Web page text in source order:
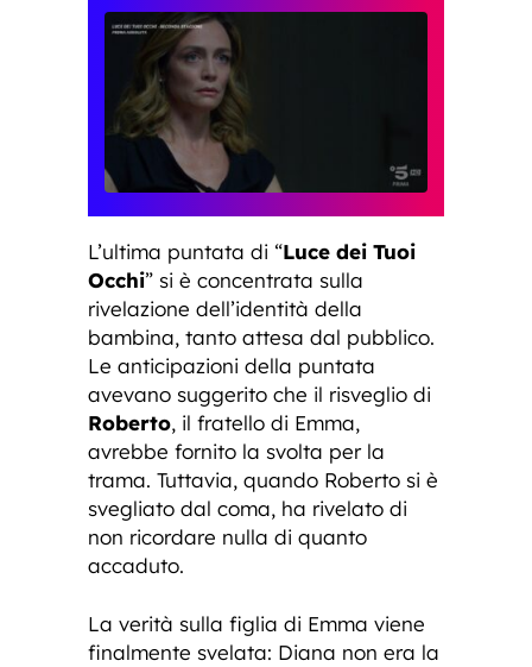
L’ultima puntata di “Luce dei Tuoi
Occhi” si è concentrata sulla
rivelazione dell’identità della
bambina, tanto attesa dal pubblico.
Le anticipazioni della puntata
avevano suggerito che il risveglio di
Roberto, il fratello di Emma,
avrebbe fornito la svolta per la
trama. Tuttavia, quando Roberto si è
svegliato dal coma, ha rivelato di
non ricordare nulla di quanto
accaduto.
La verità sulla figlia di Emma viene
finalmente svelata: Diana non era la